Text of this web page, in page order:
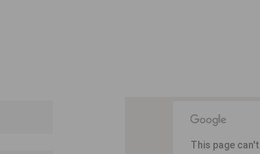
This page